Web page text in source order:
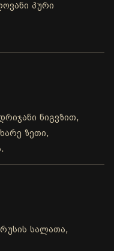
პური
ნიგვზით,
ზეთი,
სალათა,